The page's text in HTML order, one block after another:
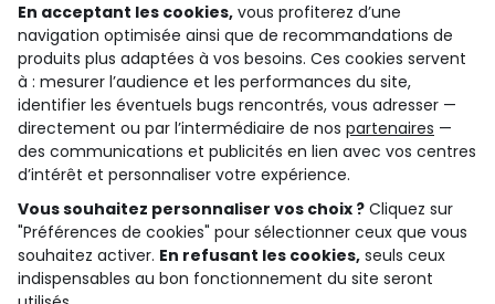
qui sommes-nous ?
besoin d'aide ?
le club fidélité
notre catalogue
Conditions générales de ventes et d'utilisation
Conditions d’utilisation des réseaux sociaux
En acceptant les cookies, vous profiterez d’une
navigation optimisée ainsi que de recommandations de
produits plus adaptées à vos besoins. Ces cookies servent
à : mesurer l’audience et les performances du site,
identifier les éventuels bugs rencontrés, vous adresser —
directement ou par l’intermédiaire de nos partenaires —
des communications et publicités en lien avec vos centres
d’intérêt et personnaliser votre expérience.
Vous souhaitez personnaliser vos choix ? Cliquez sur
"Préférences de cookies" pour sélectionner ceux que vous
souhaitez activer. En refusant les cookies, seuls ceux
indispensables au bon fonctionnement du site seront